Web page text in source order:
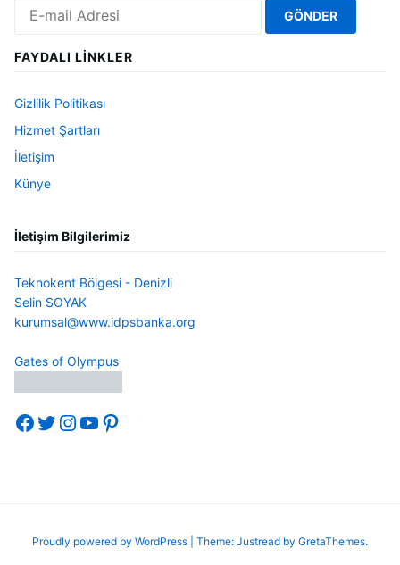
FAYDALI LINKLER
Gizlilik Politikası
Hizmet Şartları
İletişim
Künye
İletişim Bilgilerimiz
Teknokent Bölgesi - Denizli
Selin SOYAK
kurumsal@www.idpsbanka.org
Gates of Olympus
Facebook
Twitter
Instagram
YouTube
Pinterest
Proudly powered by WordPress Theme: Justread by GretaThemes.